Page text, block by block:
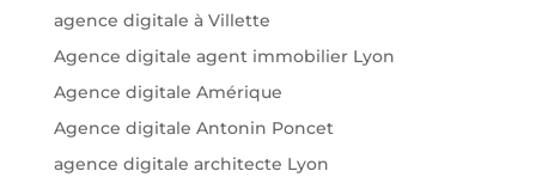
agence digitale à Villette
Agence digitale agent immobilier Lyon
Agence digitale Amérique
Agence digitale Antonin Poncet
agence digitale architecte Lyon